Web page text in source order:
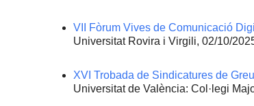
VII Fòrum Vives de Comunicació
Universitat Rovira i Virgili, 02/10/
XVI Trobada de Sindicatures de
Universitat de València: Col·legi